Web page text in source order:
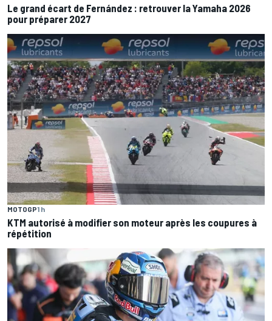
Le grand écart de Fernández : retrouver la Yamaha 2026
pour préparer 2027
MOTOGP1 h
KTM autorisé à modifier son moteur après les coupures à
répétition